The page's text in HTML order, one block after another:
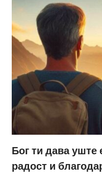
Бог ти дава уште
радост и